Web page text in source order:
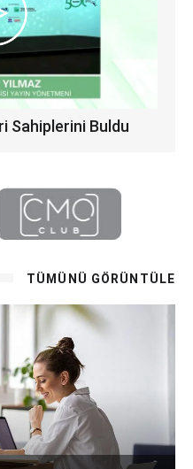
Sahiplerini Buldu
TÜMÜNÜ GÖRÜNTÜLE